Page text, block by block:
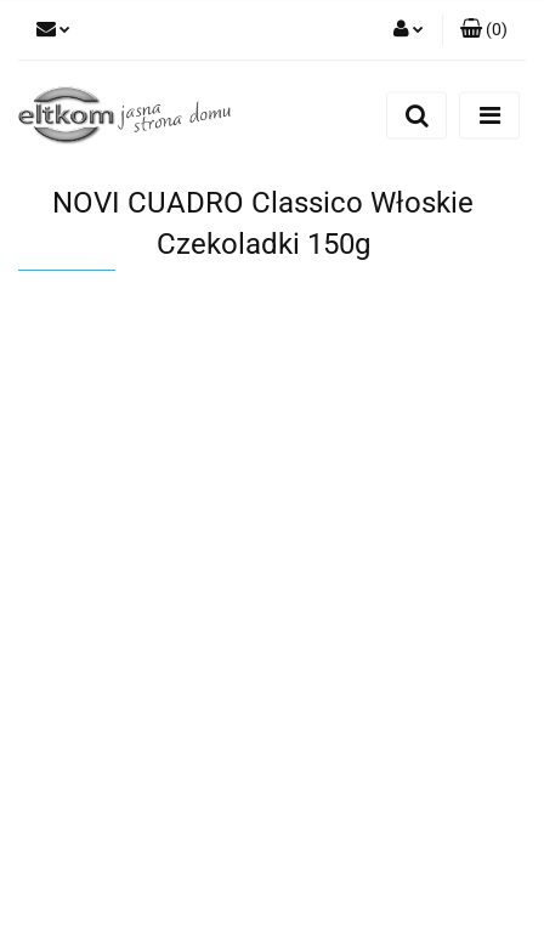
Zarejestruj się
(0)
NOVI CUADRO Classico Włoskie
Czekoladki 150g